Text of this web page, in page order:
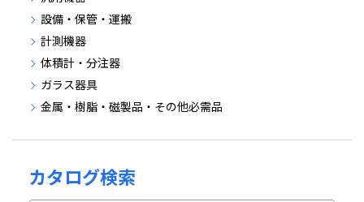
設備・保管・運搬
計測機器
体積計・分注器
ガラス器具
金属・樹脂・磁製品・その他必需品
カタログ検索